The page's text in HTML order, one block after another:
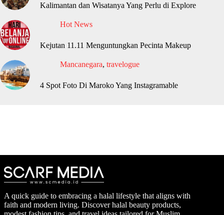
Kalimantan dan Wisatanya Yang Perlu di Explore
Hot News
Kejutan 11.11 Menguntungkan Pecinta Makeup
Mancanegara, travelogue
4 Spot Foto Di Maroko Yang Instagramable
A quick guide to embracing a halal lifestyle that aligns with
faith and modern living. Discover halal beauty products,